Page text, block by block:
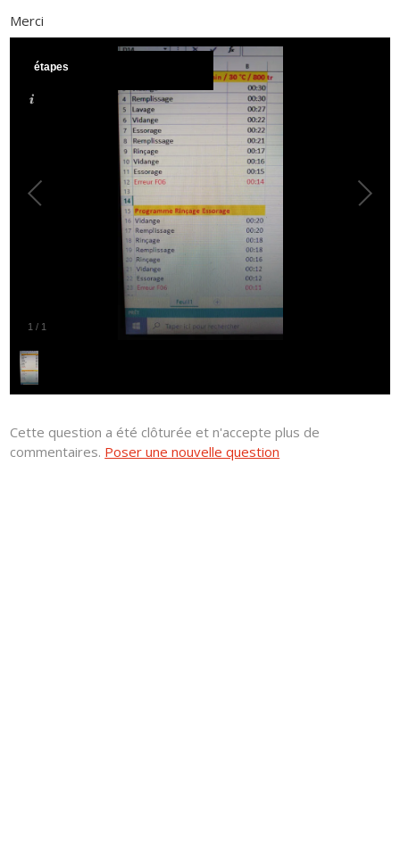
Merci
1 / 1
étapes
Cette question a été clôturée et n'accepte plus de
commentaires. Poser une nouvelle question